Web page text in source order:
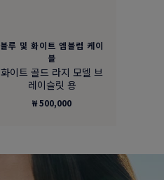
블루 및 화이트 엠블럼 케이
블
화이트 골드 라지 모델 브
레이슬릿 용
₩ 500,000